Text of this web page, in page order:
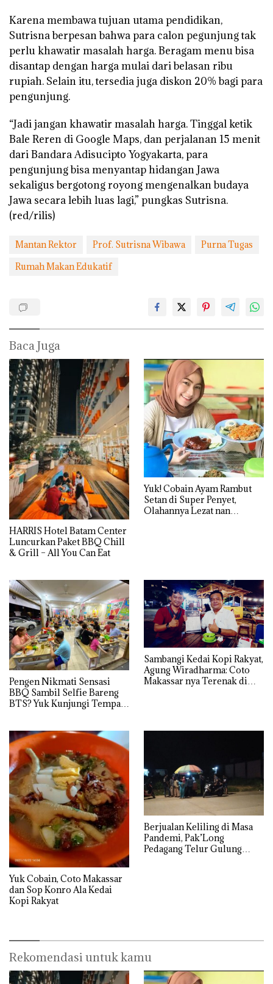
Karena membawa tujuan utama pendidikan,
Sutrisna berpesan bahwa para calon pegunjung tak
perlu khawatir masalah harga. Beragam menu bisa
disantap dengan harga mulai dari belasan ribu
rupiah. Selain itu, tersedia juga diskon 20% bagi para
pengunjung.
“Jadi jangan khawatir masalah harga. Tinggal ketik
Bale Reren di Google Maps, dan perjalanan 15 menit
dari Bandara Adisucipto Yogyakarta, para
pengunjung bisa menyantap hidangan Jawa
sekaligus bergotong royong mengenalkan budaya
Jawa secara lebih luas lagi,” pungkas Sutrisna.
(red/rilis)
Mantan Rektor Prof. Sutrisna Wibawa
Purna Tugas
Rumah Makan Edukatif
Baca Juga
HARRIS Hotel Batam Center
Luncurkan Paket BBQ Chill
& Grill – All You Can Eat
Yuk! Cobain Ayam Rambut
Setan di Super Penyet,
Olahannya Lezat nan
Pengen Nikmati Sensasi
BBQ Sambil Selfie Bareng
BTS? Yuk Kunjungi Tempat
Sambangi Kedai Kopi Rakyat,
Agung Wiradharma: Coto
Makassar nya Terenak di
Yuk Cobain, Coto Makassar
dan Sop Konro Ala Kedai
Kopi Rakyat
Berjualan Keliling di Masa
Pandemi, Pak’Long
Pedagang Telur Gulung
Rekomendasi untuk kamu